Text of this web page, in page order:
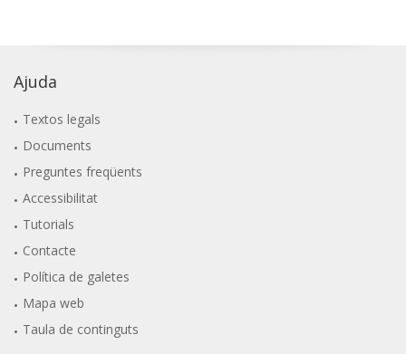
Ajuda
Textos legals
Documents
Preguntes freqüents
Accessibilitat
Tutorials
Contacte
Política de galetes
Mapa web
Taula de continguts